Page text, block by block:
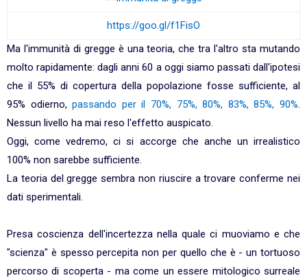
https://goo.gl/f1FisO
Ma l'immunità di gregge è una teoria, che tra l'altro sta mutando
molto rapidamente: dagli anni 60 a oggi siamo passati dall'ipotesi
che il 55% di copertura della popolazione fosse sufficiente, al
95% odierno,passando per il 70%, 75%, 80%, 83%, 85%, 90%.
Nessun livello ha mai reso l'effetto auspicato.
Oggi, come vedremo, ci si accorge che anche un irrealistico
100% non sarebbe sufficiente.
La teoria del gregge sembra non riuscire a trovare conferme nei
dati sperimentali.
Presa coscienza dell'incertezza nella quale ci muoviamo e che
"scienza" è spesso percepita non per quello che è - un tortuoso
percorso di scoperta - ma come un essere mitologico surreale